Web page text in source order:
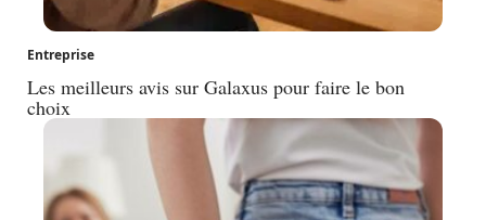
Entreprise
Les meilleurs avis sur Galaxus pour faire le bon
choix